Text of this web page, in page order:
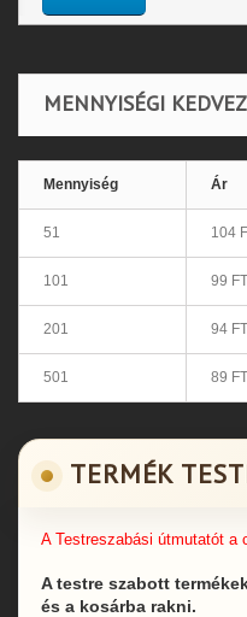
MENNYISÉGI
Mennyiség Ár
51 104
101 99 FT
201 94 FT
501 89 FT
TERMÉK
A Testreszabási útmutatót a
A testre szabott
és a kosárba rakni.